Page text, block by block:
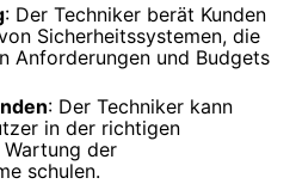
: Der Techniker berät Kunden
Sicherheitssystemen, die
Anforderungen und Budgets
: Der Techniker kann
in der richtigen
der
schulen.